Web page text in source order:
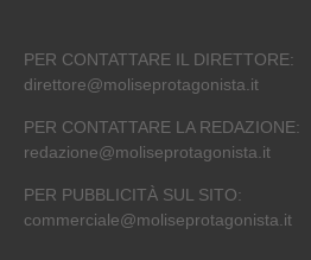
PER CONTATTARE IL DIRETTORE:
direttore@moliseprotagonista.it
PER CONTATTARE LA REDAZIONE:
redazione@moliseprotagonista.it
PER PUBBLICITÀ SUL SITO:
commerciale@moliseprotagonista.it